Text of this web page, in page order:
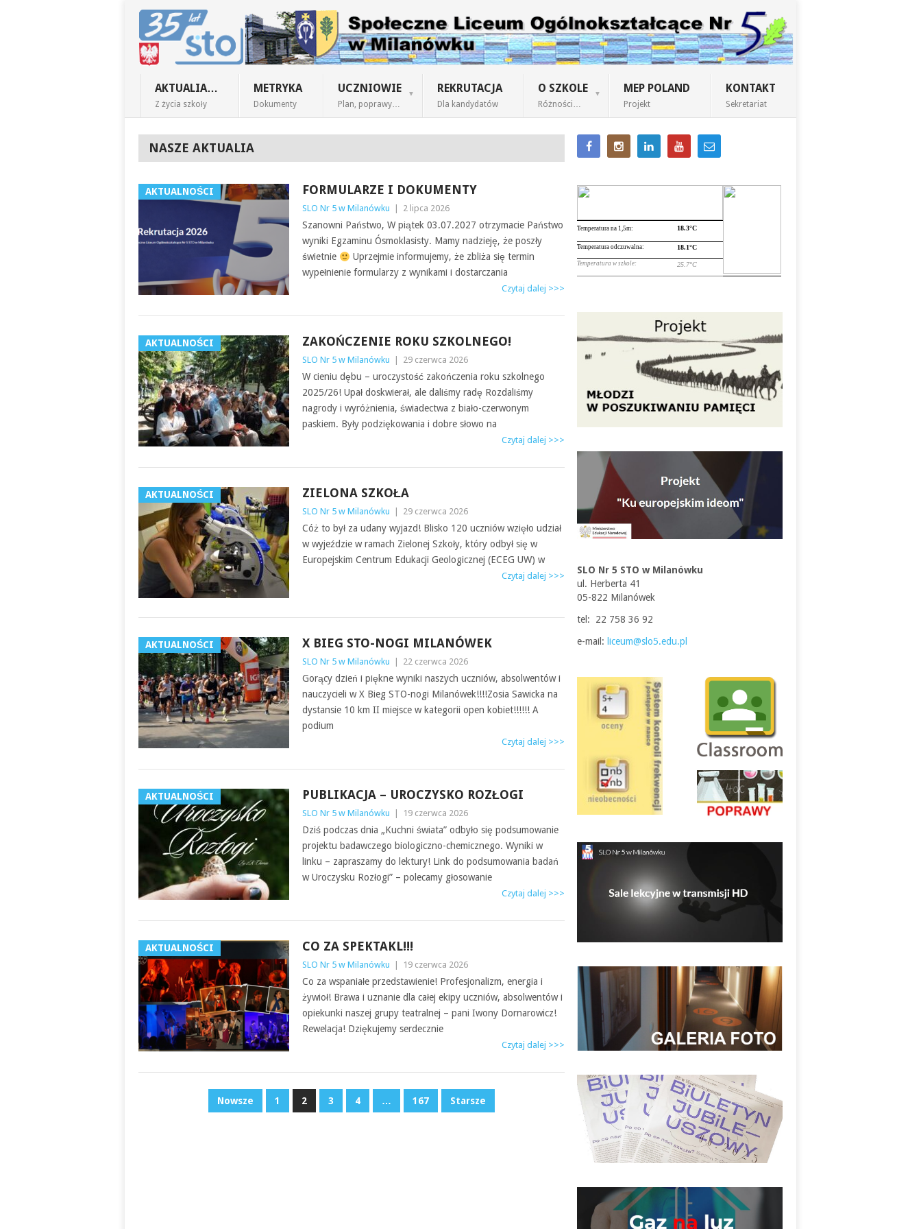
AKTUALIA…
Z życia szkoły
METRYKA
Dokumenty
UCZNIOWIE
Plan, poprawy…
REKRUTACJA
Dla kandydatów
O SZKOLE
Różności…
MEP POLAND
Projekt
KONTAKT
Sekretariat
NASZE AKTUALIA
AKTUALNOŚCI FORMULARZE I DOKUMENTY
SLO Nr 5 w Milanówku 2 lipca 2026
Szanowni Państwo, W piątek 03.07.2027 otrzymacie Państwo
wyniki Egzaminu Ósmoklasisty. Mamy nadzieję, że poszły
świetnie
Uprzejmie informujemy, że zbliża się termin
wypełnienie formularzy z wynikami i dostarczania
Czytaj dalej >>>
AKTUALNOŚCI ZAKOŃCZENIE ROKU SZKOLNEGO!
SLO Nr 5 w Milanówku 29 czerwca 2026
W cieniu dębu – uroczystość zakończenia roku szkolnego
2025/26! Upał doskwierał, ale daliśmy radę Rozdaliśmy
nagrody i wyróżnienia, świadectwa z biało-czerwonym
paskiem. Były podziękowania i dobre słowo na
Czytaj dalej >>>
AKTUALNOŚCI ZIELONA SZKOŁA
SLO Nr 5 w Milanówku 29 czerwca 2026
Cóż to był za udany wyjazd! Blisko 120 uczniów wzięło udział
w wyjeździe w ramach Zielonej Szkoły, który odbył się w
Europejskim Centrum Edukacji Geologicznej (ECEG UW) w
Czytaj dalej >>>
AKTUALNOŚCI X BIEG STO-NOGI MILANÓWEK
SLO Nr 5 w Milanówku 22 czerwca 2026
Gorący dzień i piękne wyniki naszych uczniów, absolwentów i
nauczycieli w X Bieg STO-nogi Milanówek!!!!Zosia Sawicka na
dystansie 10 km II miejsce w kategorii open kobiet!!!!!! A
podium
Czytaj dalej >>>
AKTUALNOŚCI PUBLIKACJA – UROCZYSKO ROZŁOGI
SLO Nr 5 w Milanówku 19 czerwca 2026
Dziś podczas dnia „Kuchni świata” odbyło się podsumowanie
projektu badawczego biologiczno-chemicznego. Wyniki w
linku – zapraszamy do lektury! Link do podsumowania badań
w Uroczysku Rozłogi” – polecamy głosowanie
Czytaj dalej >>>
AKTUALNOŚCI CO ZA SPEKTAKL!!!
SLO Nr 5 w Milanówku 19 czerwca 2026
Co za wspaniałe przedstawienie! Profesjonalizm, energia i
żywioł! Brawa i uznanie dla całej ekipy uczniów, absolwentów i
opiekunki naszej grupy teatralnej – pani Iwony Dornarowicz!
Rewelacja! Dziękujemy serdecznie
Czytaj dalej >>>
NAWIGACJANowsze 1 2 3 4 … 167 Starsze
SLO Nr 5 STO w Milanówku
ul. Herberta 41
05-822 Milanówek
tel: 22 758 36 92
e-mail: liceum@slo5.edu.pl